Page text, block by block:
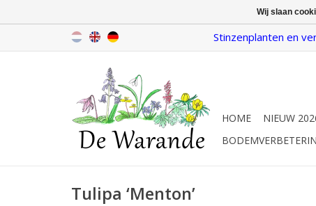
Stinzenplanten en
HOME NIEUW
Tulipa ‘Menton’
Wij slaan